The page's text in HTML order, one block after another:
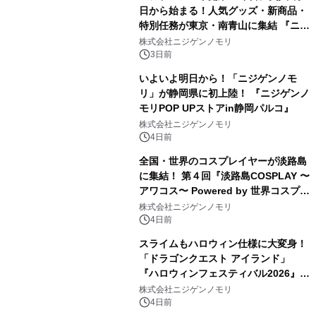
日から始まる！人気グッズ・新商品・
特別任務が東京・南青山に集結 『ニジ
ゲンノモリ POPUPストア in Annex
Aoyama』
株式会社ニジゲンノモリ
3日前
いよいよ明日から！「ニジゲンノモ
リ」が静岡県に初上陸！ 『ニジゲンノ
モリPOP UPストアin静岡パルコ』
株式会社ニジゲンノモリ
4日前
全国・世界のコスプレイヤーが淡路島
に集結！ 第４回『淡路島COSPLAY 〜
アワコス〜 Powered by 世界コスプレ
サミット』 2026年10月12日（月・
祝）開催決定！
株式会社ニジゲンノモリ
4日前
スライムもハロウィン仕様に大変身！
「ドラゴンクエスト アイランド」
『ハロウィンフェスティバル2026』開
催決定！ ～いたずらモンスターたちが
やってきた！？～
株式会社ニジゲンノモリ
4日前